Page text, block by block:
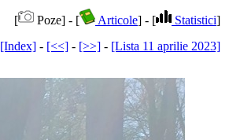
[ Poze] - [ Articole] - [ Statistici]
[Index] - [<<] - [>>] - [Lista 11 aprilie 2023]